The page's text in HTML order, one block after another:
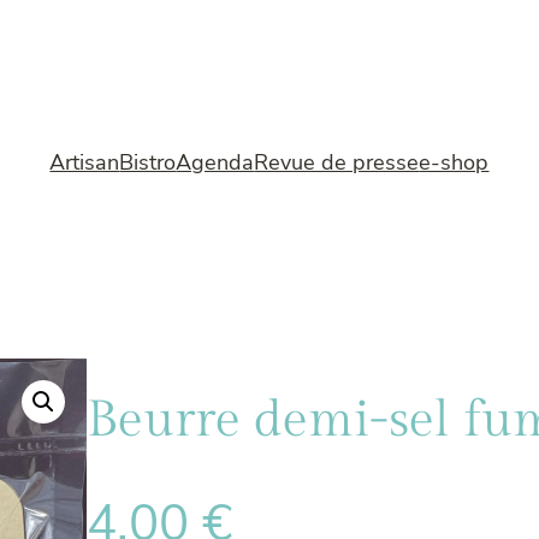
ArtisanBistroAgendaRevue de pressee-shop
Beurre demi-sel
4,00 €